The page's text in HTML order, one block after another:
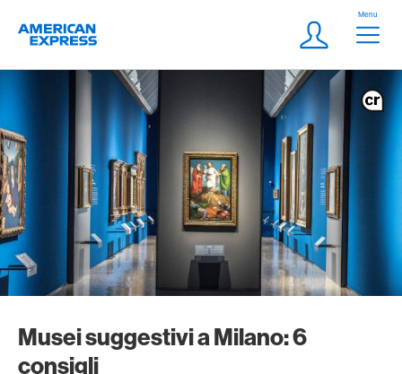
Logo
Meta
Login
Menu
Musei suggestivi a Milano: 6
consigli